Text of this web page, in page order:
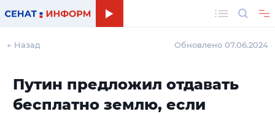
← Назад Обновлено 07.06.2024
Путин предложил отдавать
бесплатно землю, если